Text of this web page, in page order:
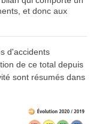
et donc aux
d'accidents
de ce total depuis
sont résumés dans